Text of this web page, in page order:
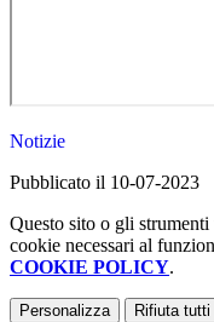
Notizie
Pubblicato il 10-07-2023
Questo sito o gli
cookie necessari al
COOKIE POLICY.
Personalizza Rifiuta tutti